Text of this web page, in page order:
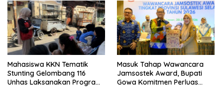
Produksi Limbah Cair Rumah
Tangga.
Mahasiswa KKN Tematik
Stunting Gelombang 116
Unhas Laksanakan Program
Masuk Tahap Wawancara
Jamsostek Award, Bupati
Gowa Komitmen Perluas